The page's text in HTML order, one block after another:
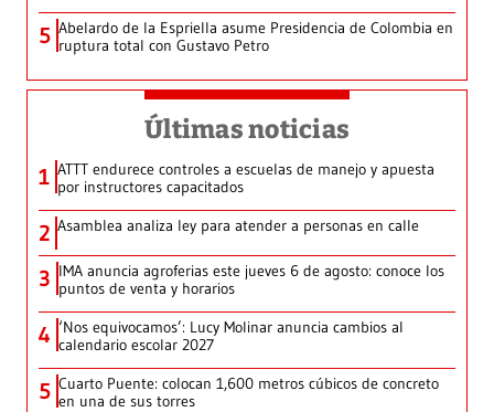
5 Abelardo de la Espriella asume Presidencia de Colombia en
ruptura total con Gustavo Petro
Últimas noticias
1 ATTT endurece controles a escuelas de manejo y apuesta
por instructores capacitados
2 Asamblea analiza ley para atender a personas en calle
3 IMA anuncia agroferias este jueves 6 de agosto: conoce los
puntos de venta y horarios
4 ‘Nos equivocamos’: Lucy Molinar anuncia cambios al
calendario escolar 2027
5 Cuarto Puente: colocan 1,600 metros cúbicos de concreto
en una de sus torres